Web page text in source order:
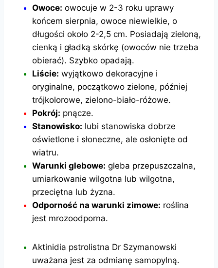
Owoce: owocuje w 2-3 roku uprawy
końcem sierpnia, owoce niewielkie, o
długości około 2-2,5 cm. Posiadają zieloną,
cienką i gładką skórkę (owoców nie trzeba
obierać). Szybko opadają.
Liście: wyjątkowo dekoracyjne i
oryginalne, początkowo zielone, później
trójkolorowe, zielono-biało-różowe.
Pokrój: pnącze.
Stanowisko: lubi stanowiska dobrze
oświetlone i słoneczne, ale osłonięte od
wiatru.
Warunki glebowe: gleba przepuszczalna,
umiarkowanie wilgotna lub wilgotna,
przeciętna lub żyzna.
Odporność na warunki zimowe: roślina
jest mrozoodporna.
Aktinidia pstrolistna Dr Szymanowski
uważana jest za odmianę samopylną.